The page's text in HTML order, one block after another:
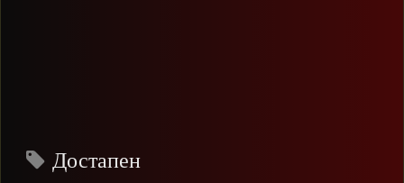
Достапен